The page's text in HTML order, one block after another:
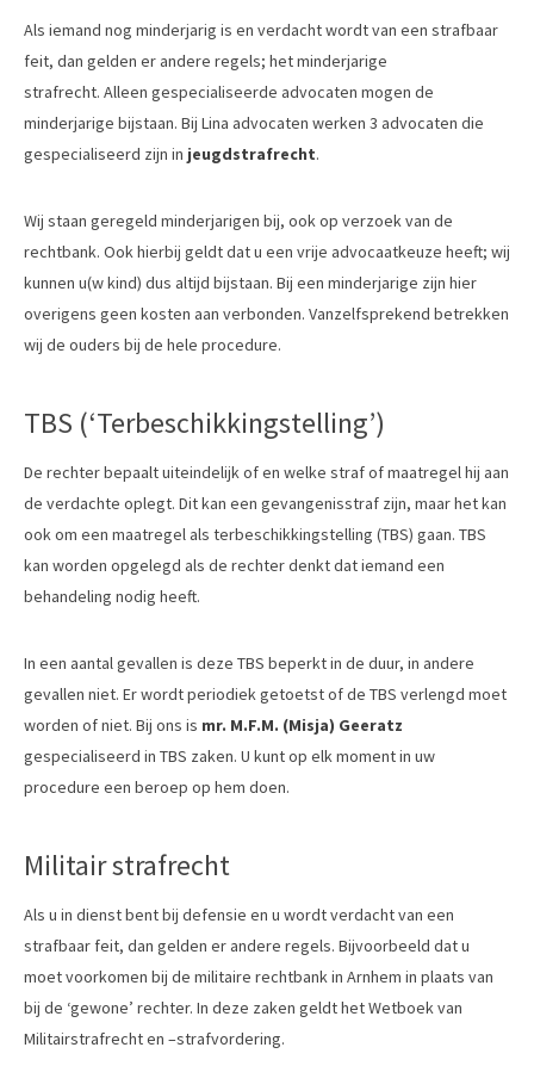
Als iemand nog minderjarig is en verdacht wordt van een strafbaar
feit, dan gelden er andere regels; het minderjarige
strafrecht. Alleen gespecialiseerde advocaten mogen de
minderjarige bijstaan. Bij Lina advocaten werken 3 advocaten die
gespecialiseerd zijn in jeugdstrafrecht.
Wij staan geregeld minderjarigen bij, ook op verzoek van de
rechtbank. Ook hierbij geldt dat u een vrije advocaatkeuze heeft; wij
kunnen u(w kind) dus altijd bijstaan. Bij een minderjarige zijn hier
overigens geen kosten aan verbonden. Vanzelfsprekend betrekken
wij de ouders bij de hele procedure.
TBS (‘Terbeschikkingstelling’)
De rechter bepaalt uiteindelijk of en welke straf of maatregel hij aan
de verdachte oplegt. Dit kan een gevangenisstraf zijn, maar het kan
ook om een maatregel als terbeschikkingstelling (TBS) gaan. TBS
kan worden opgelegd als de rechter denkt dat iemand een
behandeling nodig heeft.
In een aantal gevallen is deze TBS beperkt in de duur, in andere
gevallen niet. Er wordt periodiek getoetst of de TBS verlengd moet
worden of niet. Bij ons is mr. M.F.M. (Misja) Geeratz
gespecialiseerd in TBS zaken. U kunt op elk moment in uw
procedure een beroep op hem doen.
Militair strafrecht
Als u in dienst bent bij defensie en u wordt verdacht van een
strafbaar feit, dan gelden er andere regels. Bijvoorbeeld dat u
moet voorkomen bij de militaire rechtbank in Arnhem in plaats van
bij de ‘gewone’ rechter. In deze zaken geldt het Wetboek van
Militairstrafrecht en –strafvordering.